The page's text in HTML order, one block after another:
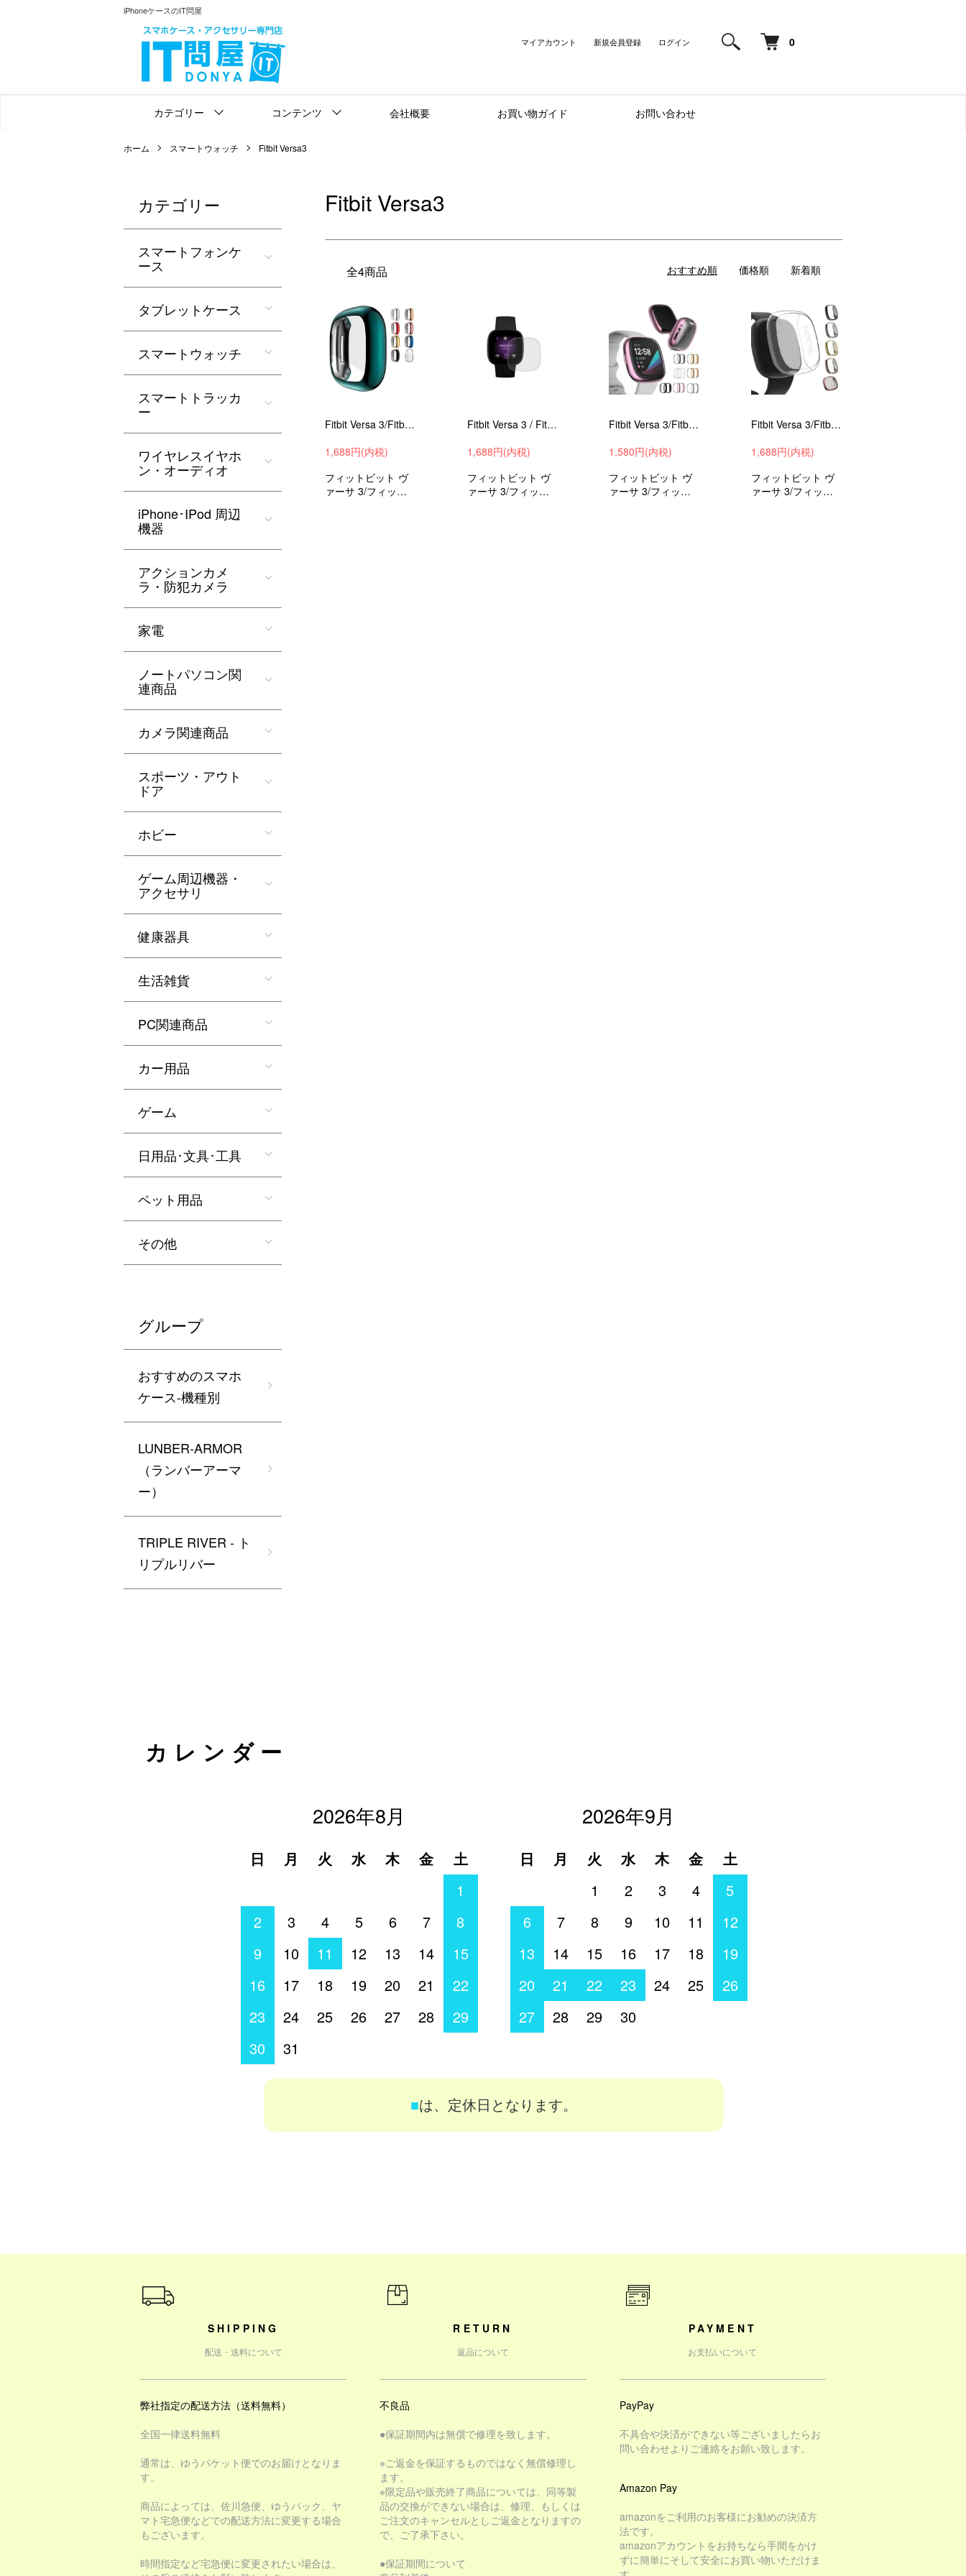
iPhoneケースのIT問屋
0
マイアカウント 新規会員登録 ログイン
カテゴリー コンテンツ 会社概要 お買い物ガイド お問い合わせ
ホーム スマートウォッチ Fitbit Versa3
Fitbit Versa3
全4商品 おすすめ順 価格順 新着順
Fitbit Versa 3/Fitbit Sense カバー TPU メッキ加工 液晶保護 耐衝撃 レディース メンズ 保護カバー 保護ケース 高品質TPU ソフト 保護 オシャレ
1,688円(内税)
フィットビット ヴ
ァーサ 3/フィット
Fitbit Versa 3 / Fitbit Sense 保護フィルム PET素材 液晶保護フィルム/保護シート/衝撃吸収フィルム 2枚セット
1,688円(内税)
フィットビット ヴ
ァーサ 3/フィット
Fitbit Versa 3/Fitbit Sense カバー TPU メッキ加工 液晶保護 耐衝撃 レディース メンズ 保護カバー 保護ケース ソフト 保護ケース DF3
1,580円(内税)
フィットビット ヴ
ァーサ 3/フィット
Fitbit Versa 3/Fitbit Sense カバーTPU 液晶保護 耐衝撃 レディース メンズ 保護カバー 保護ケース 高品質TPU ソフトカバー
1,688円(内税)
フィットビット ヴ
ァーサ 3/フィット
カテゴリー
スマートフォンケ
ース
タブレットケース
スマートウォッチ
スマートトラッカ
ー
ワイヤレスイヤホ
ン・オーディオ
iPhone･IPod 周辺
機器
アクションカメ
ラ・防犯カメラ
家電
ノートパソコン関
連商品
カメラ関連商品
スポーツ・アウト
ドア
ホビー
ゲーム周辺機器・
アクセサリ
健康器具
生活雑貨
PC関連商品
カー用品
ゲーム
日用品･文具･工具
ペット用品
その他
グループ
おすすめのスマホ
ケース-機種別
LUNBER-ARMOR
（ランバーアーマ
ー）
TRIPLE RIVER - ト
リプルリバー
カレンダー
2026年8月
日 月 火 水 木 金
土
1
2
3 4 5 6 7
8
9
10 11 12 13 14
15
16
17 18 19 20 21
22
23
24 25 26 27 28
29
30
31
2026年9月
日 月 火 水 木 金
土
1
2 3 4
5
6
7 8 9 10 11
12
13
14 15 16 17 18
19
20
21 22 23 24 25
26
27
28 29 30
■は、定休日となります。
ショッピングガイド
SHIPPING
配送・送料について
弊社指定の配送方法（送料無料）
全国一律送料無料
通常は、ゆうパケット便でのお届けとなりま
す。
商品によっては、佐川急便、ゆうパック、ヤ
マト宅急便などでの配送方法に変更する場合
もございます。
時間指定など宅急便に変更されたい場合は、
RETURN
返品について
不良品
●保証期間内は無償で修理を致します。
※ご返金を保証するものではなく無償修理し
ます。
※限定品や販売終了商品については、同等製
品の交換ができない場合は、修理、もしくは
ご注文のキャンセルとしご返金となりますの
で、ご了承下さい。
●保証期間について
PAYMENT
お支払いについて
PayPay
不具合や決済ができない等ございましたらお
問い合わせよりご連絡をお願い致します。
Amazon Pay
amazonをご利用のお客様にお勧めの決済方
法です。
amazonアカウントをお持ちなら手間をかけ
ずに簡単にそして安全にお買い物いただけま